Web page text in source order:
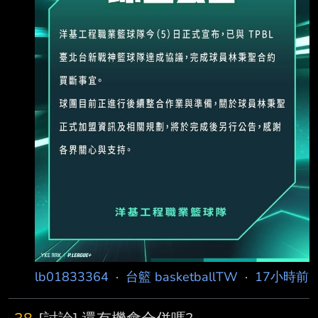
https://www.threads.com/share/BCFsUOWWa9
/ --
lb01833364 · 台籃 basketballTW · 17小時前